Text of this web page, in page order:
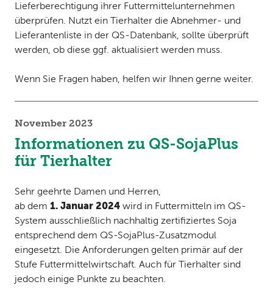
Lieferberechtigung ihrer Futtermittelunternehmen
überprüfen. Nutzt ein Tierhalter die Abnehmer- und
Lieferantenliste in der QS-Datenbank, sollte überprüft
werden, ob diese ggf. aktualisiert werden muss.
Wenn Sie Fragen haben, helfen wir Ihnen gerne weiter.
November 2023
Informationen zu QS-SojaPlus
für Tierhalter
Sehr geehrte Damen und Herren,
ab dem 1. Januar 2024 wird in Futtermitteln im QS-
System ausschließlich nachhaltig zertifiziertes Soja
entsprechend dem QS-SojaPlus-Zusatzmodul
eingesetzt. Die Anforderungen gelten primär auf der
Stufe Futtermittelwirtschaft. Auch für Tierhalter sind
jedoch einige Punkte zu beachten.